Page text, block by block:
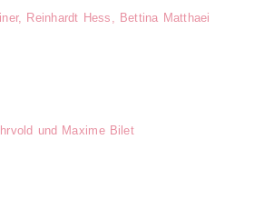
Reinhardt Hess, Bettina Matthaei
und Maxime Bilet